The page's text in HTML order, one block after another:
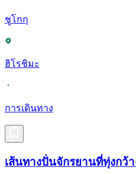
ชูโกกุ
ฮิโรชิมะ
การเดินทาง
เส้นทางปั่นจักรยานที่ทุ่งกว้